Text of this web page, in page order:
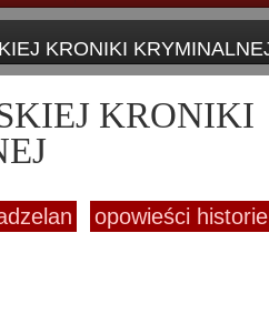
KRONIKI
KRONIKI
opowieści